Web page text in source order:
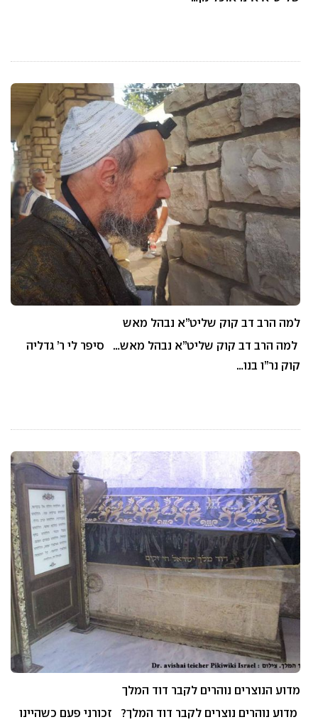
למה הרב דב קוק שליט”א נבהל מאש
למה הרב דב קוק שליט”א נבהל מאש… סיפר לי ר’ גדליה
קוק נר”ו בנו…
מדוע הנוצרים נוהרים לקבר דוד המלך
מדוע נוהרים נוצרים לקבר דוד המלך? זכורני פעם כשהיינו